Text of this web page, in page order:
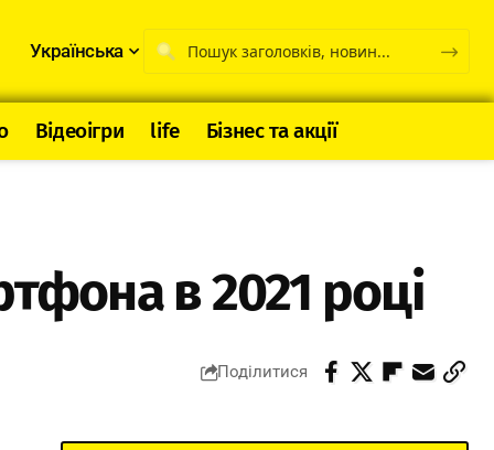
Українська
Відеоігри life Бізнес та акції
в 2021 році
Поділитися